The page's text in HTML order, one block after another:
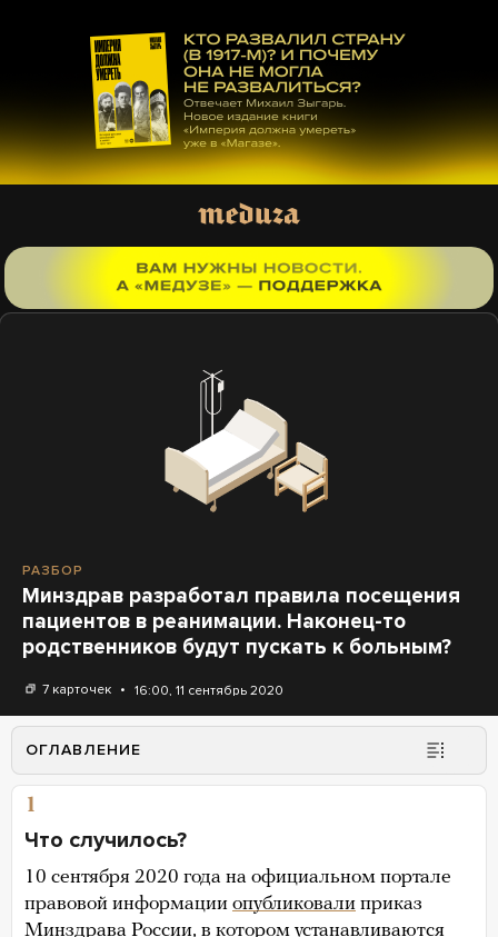
РАЗБОР
Минздрав разработал правила посещения
пациентов в реанимации. Наконец-то
родственников будут пускать к больным?
7 карточек 16:00, 11 сентябрь 2020
ОГЛАВЛЕНИЕ
1
Что случилось?
10 сентября 2020 года на официальном портале
правовой информации опубликовали приказ
Минздрава России, в котором устанавливаются